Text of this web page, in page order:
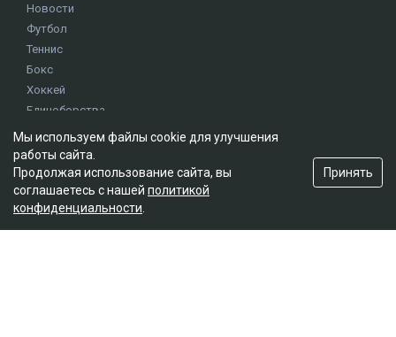
Новости
Футбол
Теннис
Бокс
Хоккей
Единоборства
Олимпиада
Редакция
О проекте
Мы используем файлы cookie для улучшения
работы сайта.
Продолжая использование сайта, вы
соглашаетесь с нашей политикой
конфиденциальности
Принять